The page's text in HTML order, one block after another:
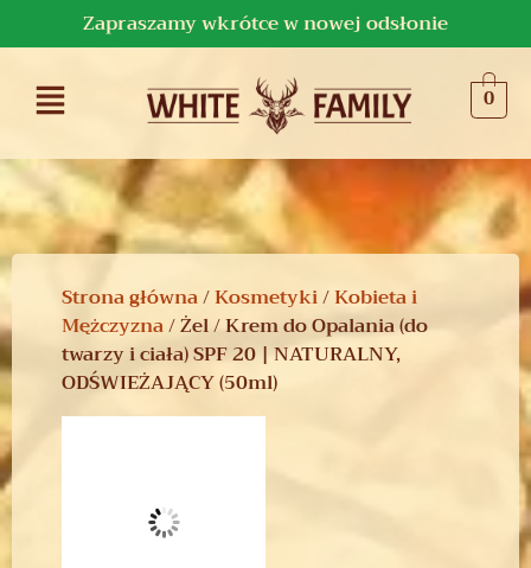
Zapraszamy wkrótce w nowej odsłonie
0
Strona główna/Kosmetyki/Kobieta i
Mężczyzna/ Żel / Krem do Opalania (do
twarzy i ciała) SPF 20 | NATURALNY,
ODŚWIEŻAJĄCY (50ml)